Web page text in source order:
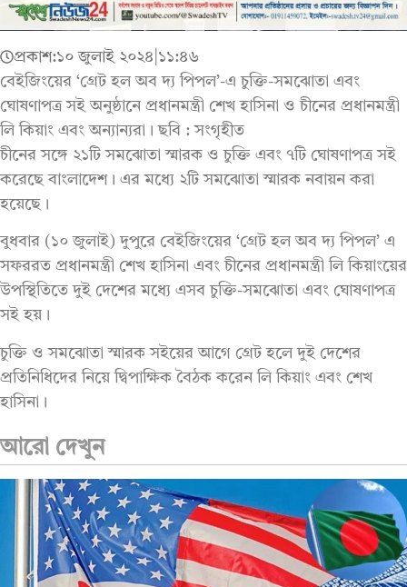
প্রকাশ:১০ জুলাই ২০২৪ ১১:৪৬
বেইজিংয়ের ‘গ্রেট হল অব দ্য পিপল’-এ চুক্তি-সমঝোতা এবং
ঘোষণাপত্র সই অনুষ্ঠানে প্রধানমন্ত্রী শেখ হাসিনা ও চীনের প্রধানমন্ত্রী
লি কিয়াং এবং অন্যান্যরা। ছবি : সংগৃহীত
চীনের সঙ্গে ২১টি সমঝোতা স্মারক ও চুক্তি এবং ৭টি ঘোষণাপত্র সই
করেছে বাংলাদেশ। এর মধ্যে ২টি সমঝোতা স্মারক নবায়ন করা
হয়েছে।
বুধবার (১০ জুলাই) দুপুরে বেইজিংয়ের ‘গ্রেট হল অব দ্য পিপল’ এ
সফররত প্রধানমন্ত্রী শেখ হাসিনা এবং চীনের প্রধানমন্ত্রী লি কিয়াংয়ের
উপস্থিতিতে দুই দেশের মধ্যে এসব চুক্তি-সমঝোতা এবং ঘোষণাপত্র
সই হয়।
চুক্তি ও সমঝোতা স্মারক সইয়ের আগে গ্রেট হলে দুই দেশের
প্রতিনিধিদের নিয়ে দ্বিপাক্ষিক বৈঠক করেন লি কিয়াং এবং শেখ
হাসিনা।
আরো দেখুন